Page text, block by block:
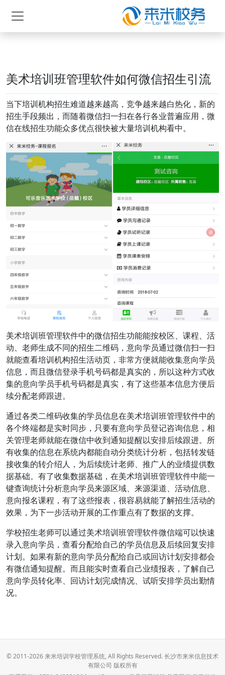
美术培训班管理软件如何微信招生引流
当下培训机构招生难道越来越高，竞争越来越白热化，新的
招生手段频出，而随着微信扫一扫在各行各业普遍应用，微
信在线招生功能众多优点很快被大量培训机构看中。
美术培训班管理软件中的微信招生功能能按校区、课程、活
动、老师生成不同的招生二维码，意向学员通过微信扫一扫
就能查看培训机构招生活动页，非常方便就能收集意向学员
信息，而且微信登录手机号码都是真实的，所以这种方式收
集的意向学员手机号码都是真实，有了这些基本信息方便后
续分配老师跟进。
通过各类二维码收集的学员信息在美术培训班管理软件中的
各个终端都是实时同步，只要有意向学员登记咨询信息，相
关管理老师就能在微信中收到通知提醒以安排后续跟进。所
有收集的信息在系统内都能自动分类统计分析，包括转发链
接收集的转介绍人，为后续统计老师、推广人的业绩提供数
据基础。有了收集数据基础，在美术培训班管理软件中能一
键查询统计分析意向学员来源区域、来源渠道、活动信息、
意向报名课程，有了这些报表，很容易就能了解招生活动的
效果，为下一步活动开展的工作重点有了数据的支撑。
学校招生老师可以通过美术培训班管理软件微信端可以快速
录入意向学员，查看分配给自己的学员信息及后续回复安排
计划。如果有新的意向学员分配给自己或回访计划安排都会
有微信通知提醒。而且能实时查看自己业绩报表，了解自己
意向学员转化率、回访计划完成情况、试听安排学员出勤情
况。
© 2011-2026 来米培训学校管理系统, All Rights Reserved. 长沙市来米信息技术
有限公司 版权所有